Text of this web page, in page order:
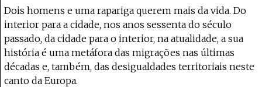
Coffeelabs Cursos curtos
Dois homens e uma rapariga querem mais da vida. Do
interior para a cidade, nos anos sessenta do século
passado, da cidade para o interior, na atualidade, a sua
história é uma metáfora das migrações nas últimas
décadas e, também, das desigualdades territoriais neste
canto da Europa.